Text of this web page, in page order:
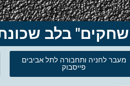
מעבר לחניה ותחבורה לתל אביבים
פייסבוק